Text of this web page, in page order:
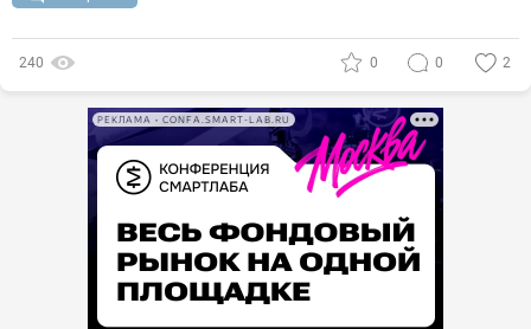
240 0 0 2
РЕКЛАМА • CONFA.SMART-LAB.RU